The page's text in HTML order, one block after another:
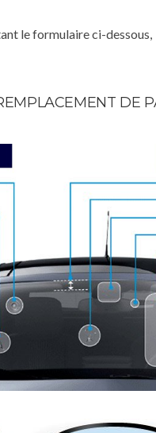
le formulaire ci-dessous,
DE